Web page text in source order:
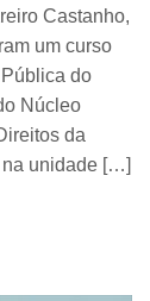
Castanho,
um curso
do
Núcleo
da
na unidade […]